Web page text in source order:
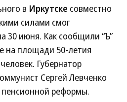
в Иркутске совместно
силами смог
30 июня. Как сообщили “Ъ”
на площади 50-летия
Губернатор
Сергей Левченко
реформы.